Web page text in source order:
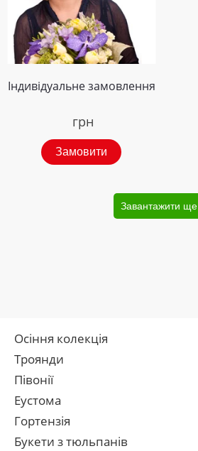
Індивідуальне замовлення
грн
Замовити
Завантажити ще
Осіння колекція
Троянди
Півонії
Еустома
Гортензія
Букети з тюльпанів